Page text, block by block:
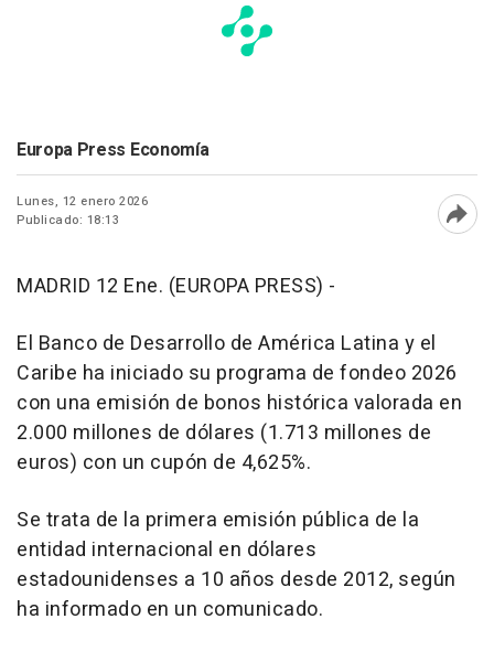
Europa Press Economía
Lunes, 12 enero 2026
Publicado: 18:13
MADRID 12 Ene. (EUROPA PRESS) -
El Banco de Desarrollo de América Latina y el
Caribe ha iniciado su programa de fondeo 2026
con una emisión de bonos histórica valorada en
2.000 millones de dólares (1.713 millones de
euros) con un cupón de 4,625%.
Se trata de la primera emisión pública de la
entidad internacional en dólares
estadounidenses a 10 años desde 2012, según
ha informado en un comunicado.